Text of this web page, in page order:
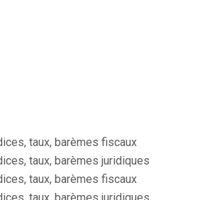
taux, barèmes fiscaux
taux, barèmes juridiques
taux, barèmes fiscaux